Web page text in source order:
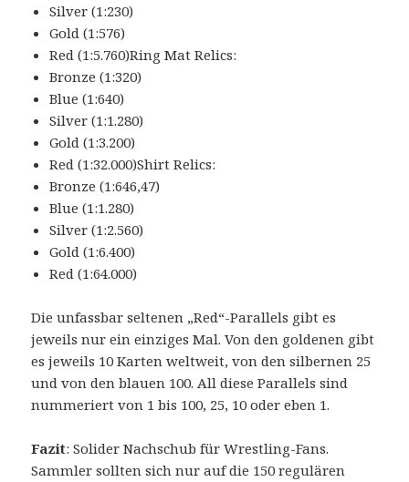
Silver (1:230)
Gold (1:576)
Red (1:5.760)Ring Mat Relics:
Bronze (1:320)
Blue (1:640)
Silver (1:1.280)
Gold (1:3.200)
Red (1:32.000)Shirt Relics:
Bronze (1:646,47)
Blue (1:1.280)
Silver (1:2.560)
Gold (1:6.400)
Red (1:64.000)
Die unfassbar seltenen „Red“-Parallels gibt es
jeweils nur ein einziges Mal. Von den goldenen gibt
es jeweils 10 Karten weltweit, von den silbernen 25
und von den blauen 100. All diese Parallels sind
nummeriert von 1 bis 100, 25, 10 oder eben 1.
Fazit: Solider Nachschub für Wrestling-Fans.
Sammler sollten sich nur auf die 150 regulären